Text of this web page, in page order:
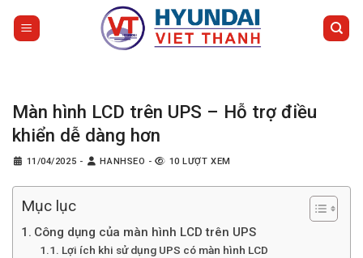
Màn hình LCD trên UPS – Hỗ trợ điều
khiển dễ dàng hơn
11/04/2025 - HANHSEO - 10 LƯỢT XEM
Mục lục
Công dụng của màn hình LCD trên UPS
Lợi ích khi sử dụng UPS có màn hình LCD